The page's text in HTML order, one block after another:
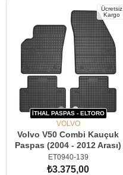
İTHAL PASPAS - ELTORO
Ücretsiz
Kargo
VOLVO
Volvo V50 Combi Kauçuk
Paspas (2004 - 2012 Arası)
ET0940-139
₺3.375,00